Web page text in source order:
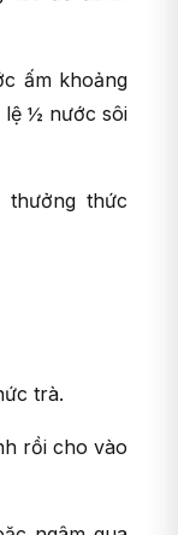
ấm khoảng
lệ ½ nước sôi
thức
trà.
rồi cho vào